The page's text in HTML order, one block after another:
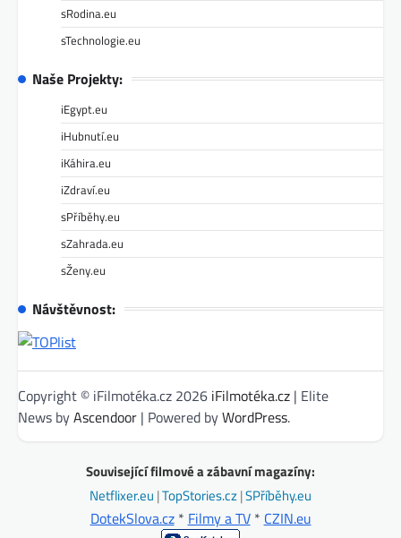
sRodina.eu
sTechnologie.eu
Naše Projekty:
iEgypt.eu
iHubnutí.eu
iKáhira.eu
iZdraví.eu
sPříběhy.eu
sZahrada.eu
sŽeny.eu
Návštěvnost:
Copyright © iFilmotéka.cz 2026 iFilmotéka.cz | Elite
News byAscendoor | Powered byWordPress.
Související filmové a zábavní magazíny:
Netflixer.eu |TopStories.cz|SPříběhy.eu
DotekSlova.cz* Filmy a TV* CZIN.eu